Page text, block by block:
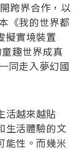
跨界合作，以
《我的世界都
擬實境裝置
趣世界成真
同走入夢幻國
活越來越貼
生活體驗的文
能性。而幾米